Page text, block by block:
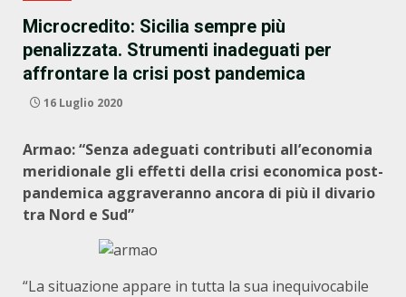
Microcredito: Sicilia sempre più
penalizzata. Strumenti inadeguati per
affrontare la crisi post pandemica
16 Luglio 2020
Armao: “Senza adeguati contributi all’economia
meridionale gli effetti della crisi economica post-
pandemica aggraveranno ancora di più il divario
tra Nord e Sud”
“La situazione appare in tutta la sua inequivocabile